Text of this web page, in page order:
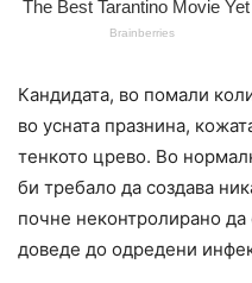
Кандидата, во помали
во усната празнина,
тенкото црево. Во
би требало да создава
почне неконтролирано
доведе до одредени